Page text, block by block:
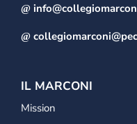
IL MARCONI
Mission